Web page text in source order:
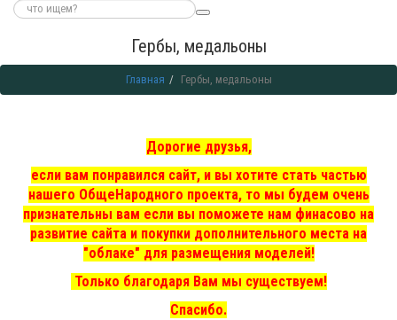
Гербы, медальоны
Главная Гербы, медальоны
Дорогие друзья,
если вам понравился сайт, и вы хотите стать частью
нашего ОбщеНародного проекта, то мы будем очень
признательны вам если вы поможете нам финасово на
развитие сайта и покупки дополнительного места на
"облаке" для размещения моделей!
Только благодаря Вам мы существуем!
Спасибо.